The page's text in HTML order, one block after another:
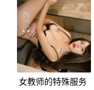
女教师的特殊服务